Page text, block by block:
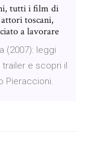
tutti i film di
toscani,
a lavorare
(2007): leggi
e scopri il
Pieraccioni.